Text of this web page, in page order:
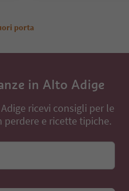
porta
in Alto Adige
ricevi consigli per le
perdere e ricette tipiche.